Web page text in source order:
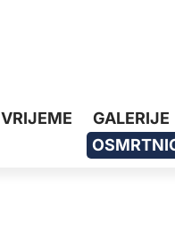
VRIJEME GALERIJE